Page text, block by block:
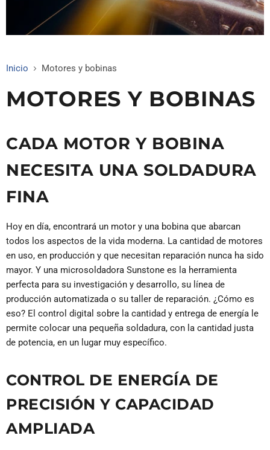
Inicio Motores y bobinas
MOTORES Y BOBINAS
CADA MOTOR Y BOBINA
NECESITA UNA SOLDADURA
FINA
Hoy en día, encontrará un motor y una bobina que abarcan
todos los aspectos de la vida moderna. La cantidad de motores
en uso, en producción y que necesitan reparación nunca ha sido
mayor. Y una microsoldadora Sunstone es la herramienta
perfecta para su investigación y desarrollo, su línea de
producción automatizada o su taller de reparación. ¿Cómo es
eso? El control digital sobre la cantidad y entrega de energía le
permite colocar una pequeña soldadura, con la cantidad justa
de potencia, en un lugar muy específico.
CONTROL DE ENERGÍA DE
PRECISIÓN Y CAPACIDAD
AMPLIADA